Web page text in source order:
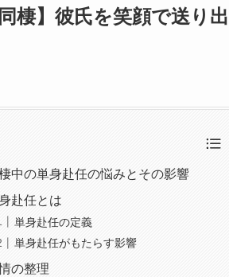
同棲】彼氏を笑顔で送り
中の単身赴任の悩みとその影響
赴任とは
単身赴任の定義
単身赴任がもたらす影響
の整理